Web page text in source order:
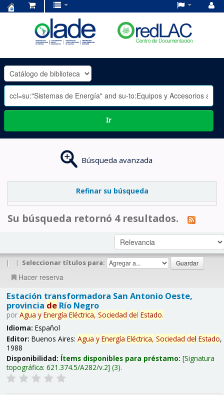
OLADE
-
Ir
Búsqueda avanzada
Refinar su búsqueda
Su búsqueda retornó 4 resultados.
| | Seleccionar títulos para:
Hacer reserva
Estación transformadora San Antonio Oeste,
provincia deRío Negro
por Agua y Energía Eléctrica, Sociedad del Estado.
Idioma: Español
Editor: Buenos Aires: Agua y Energía Eléctrica, Sociedad del Estado,
1988
Disponibilidad: Ítems disponibles para préstamo: Signatura
topográfica: 621.374.5/A282/v.2 (3).